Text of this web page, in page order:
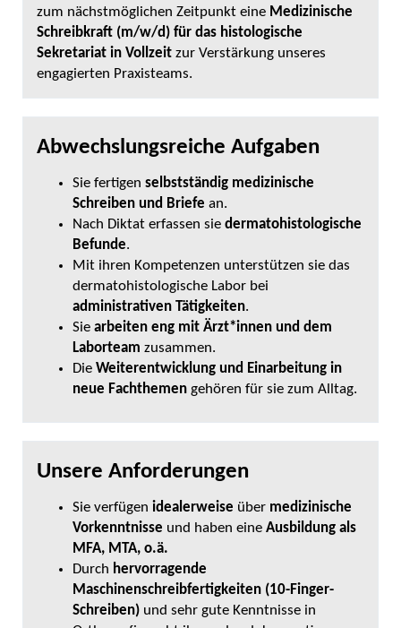
zum nächstmöglichen Zeitpunkt eine Medizinische
Schreibkraft (m/w/d) für das histologische
Sekretariat in Vollzeit zur Verstärkung unseres
engagierten Praxisteams.
Abwechslungsreiche Aufgaben
Sie fertigen selbstständig medizinische
Schreiben und Briefe an.
Nach Diktat erfassen sie dermatohistologische
Befunde.
Mit ihren Kompetenzen unterstützen sie das
dermatohistologische Labor bei
administrativen Tätigkeiten.
Sie arbeiten eng mit Ärzt*innen und dem
Laborteam zusammen.
Die Weiterentwicklung und Einarbeitung in
neue Fachthemen gehören für sie zum Alltag.
Unsere Anforderungen
Sie verfügen idealerweise über medizinische
Vorkenntnisse und haben eine Ausbildung als
MFA, MTA, o.ä.
Durch hervorragende
Maschinenschreibfertigkeiten (10-Finger-
Schreiben) und sehr gute Kenntnisse in